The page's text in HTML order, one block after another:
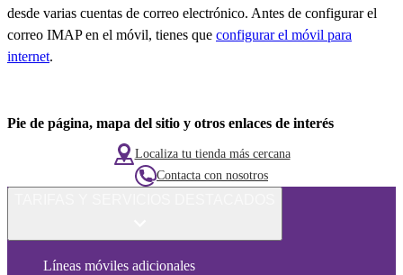
desde varias cuentas de correo electrónico. Antes de configurar el
correo IMAP en el móvil, tienes que configurar el móvil para
internet.
Pie de página, mapa del sitio y otros enlaces de interés
Localiza tu tienda más cercana
Contacta con nosotros
Líneas móviles adicionales